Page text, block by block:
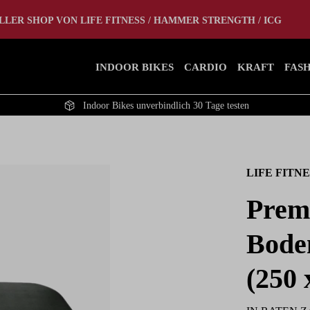
SHOP VON LIFE FITNESS / HAMMER STRENGTH / ICG
INDOOR BIKES CARDIO KRAFT
Indoor Bikes unverbindlich 30 Tage testen
LIFE
(250